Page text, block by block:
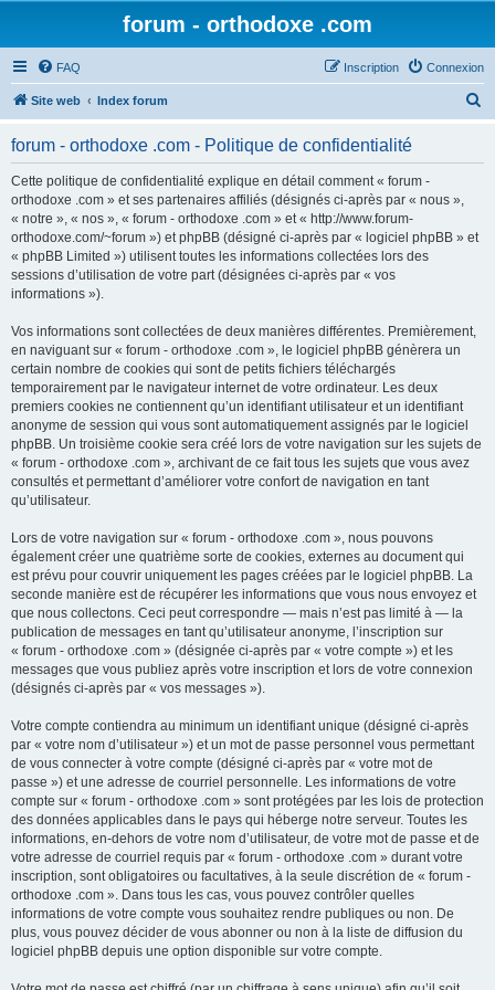
forum - orthodoxe .com
FAQ Connexion
Inscription
Site web Index forum
forum - orthodoxe .com - Politique de confidentialité
Cette politique de confidentialité explique en détail comment « forum -
orthodoxe .com » et ses partenaires affiliés (désignés ci-après par « nous »,
« notre », « nos », « forum - orthodoxe .com » et « http://www.forum-
orthodoxe.com/~forum ») et phpBB (désigné ci-après par « logiciel phpBB » et
« phpBB Limited ») utilisent toutes les informations collectées lors des
sessions d’utilisation de votre part (désignées ci-après par « vos
informations »).
Vos informations sont collectées de deux manières différentes. Premièrement,
en naviguant sur « forum - orthodoxe .com », le logiciel phpBB génèrera un
certain nombre de cookies qui sont de petits fichiers téléchargés
temporairement par le navigateur internet de votre ordinateur. Les deux
premiers cookies ne contiennent qu’un identifiant utilisateur et un identifiant
anonyme de session qui vous sont automatiquement assignés par le logiciel
phpBB. Un troisième cookie sera créé lors de votre navigation sur les sujets de
« forum - orthodoxe .com », archivant de ce fait tous les sujets que vous avez
consultés et permettant d’améliorer votre confort de navigation en tant
qu’utilisateur.
Lors de votre navigation sur « forum - orthodoxe .com », nous pouvons
également créer une quatrième sorte de cookies, externes au document qui
est prévu pour couvrir uniquement les pages créées par le logiciel phpBB. La
seconde manière est de récupérer les informations que vous nous envoyez et
que nous collectons. Ceci peut correspondre — mais n’est pas limité à — la
publication de messages en tant qu’utilisateur anonyme, l’inscription sur
« forum - orthodoxe .com » (désignée ci-après par « votre compte ») et les
messages que vous publiez après votre inscription et lors de votre connexion
(désignés ci-après par « vos messages »).
Votre compte contiendra au minimum un identifiant unique (désigné ci-après
par « votre nom d’utilisateur ») et un mot de passe personnel vous permettant
de vous connecter à votre compte (désigné ci-après par « votre mot de
passe ») et une adresse de courriel personnelle. Les informations de votre
compte sur « forum - orthodoxe .com » sont protégées par les lois de protection
des données applicables dans le pays qui héberge notre serveur. Toutes les
informations, en-dehors de votre nom d’utilisateur, de votre mot de passe et de
votre adresse de courriel requis par « forum - orthodoxe .com » durant votre
inscription, sont obligatoires ou facultatives, à la seule discrétion de « forum -
orthodoxe .com ». Dans tous les cas, vous pouvez contrôler quelles
informations de votre compte vous souhaitez rendre publiques ou non. De
plus, vous pouvez décider de vous abonner ou non à la liste de diffusion du
logiciel phpBB depuis une option disponible sur votre compte.